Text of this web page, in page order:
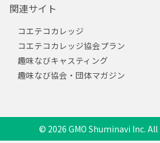
関連サイト
コエテコカレッジ
コエテコカレッジ協会プラン
趣味なびキャスティング
趣味なび協会・団体マガジン
© 2026 GMO Shuminavi Inc.